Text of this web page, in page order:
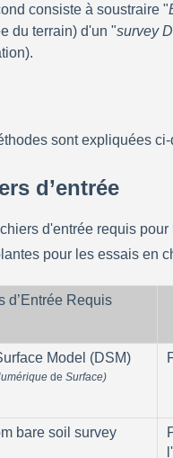
consiste à soustraire "
du terrain) d'un "survey
sont expliquées
d’entrée
d'entrée requis
pour les essais en
d’Entrée Requis
Model (DSM)
de Surface)
bare soil survey